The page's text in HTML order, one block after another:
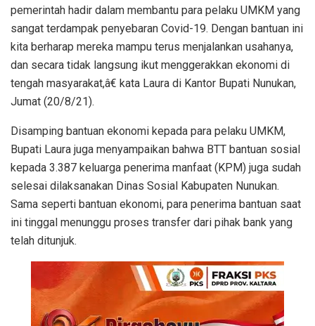
pemerintah hadir dalam membantu para pelaku UMKM yang
sangat terdampak penyebaran Covid-19. Dengan bantuan ini
kita berharap mereka mampu terus menjalankan usahanya,
dan secara tidak langsung ikut menggerakkan ekonomi di
tengah masyarakat,â€ kata Laura di Kantor Bupati Nunukan,
Jumat (20/8/21).
Disamping bantuan ekonomi kepada para pelaku UMKM,
Bupati Laura juga menyampaikan bahwa BTT bantuan sosial
kepada 3.387 keluarga penerima manfaat (KPM) juga sudah
selesai dilaksanakan Dinas Sosial Kabupaten Nunukan.
Sama seperti bantuan ekonomi, para penerima bantuan saat
ini tinggal menunggu proses transfer dari pihak bank yang
telah ditunjuk.